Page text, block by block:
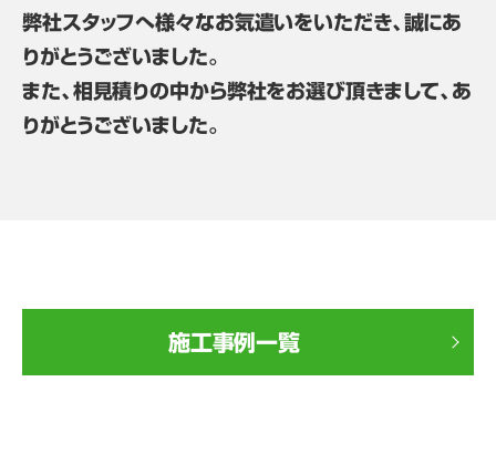
弊社スタッフへ様々なお気遣いをいただき、誠にあ
りがとうございました。
また、相見積りの中から弊社をお選び頂きまして、あ
りがとうございました。
施工事例一覧